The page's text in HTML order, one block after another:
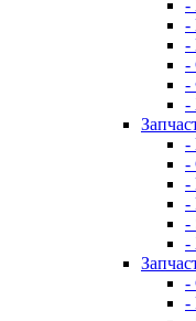
-
-
-
-
-
-
-
-
-
-
-
-
-
-